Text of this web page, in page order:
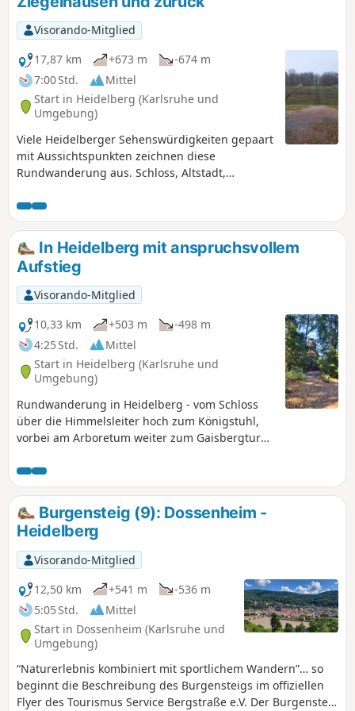
auch nicht auf jeder Karte eingezeichnet.
Visorando-Mitglied
17,87 km
+673 m
-674 m
7:00 Std.
Mittel
Start in Heidelberg (Karlsruhe und
Umgebung)
Viele Heidelberger Sehenswürdigkeiten gepaart
mit Aussichtspunkten zeichnen diese
Rundwanderung aus. Schloss, Altstadt,
Neckarufer sind die Highlights dieser
Wanderung.
In Heidelberg mit anspruchsvollem
Aufstieg
Visorando-Mitglied
10,33 km
+503 m
-498 m
4:25 Std.
Mittel
Start in Heidelberg (Karlsruhe und
Umgebung)
Rundwanderung in Heidelberg - vom Schloss
über die Himmelsleiter hoch zum Königstuhl,
vorbei am Arboretum weiter zum Gaisbergturm
Burgensteig (9): Dossenheim -
Heidelberg
Visorando-Mitglied
12,50 km
+541 m
-536 m
5:05 Std.
Mittel
Start in Dossenheim (Karlsruhe und
Umgebung)
“Naturerlebnis kombiniert mit sportlichem Wandern”… so
beginnt die Beschreibung des Burgensteigs im offiziellen
Flyer des Tourismus Service Bergstraße e.V. Der Burgensteig